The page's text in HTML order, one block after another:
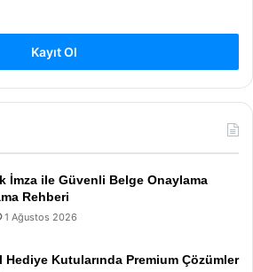
Kayıt Ol
İmza ile Güvenli Belge Onaylama
Rehberi
1 Ağustos 2026
Hediye Kutularında Premium Çözümler